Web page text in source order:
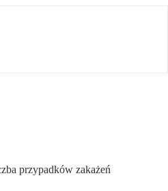
przypadków zakażeń